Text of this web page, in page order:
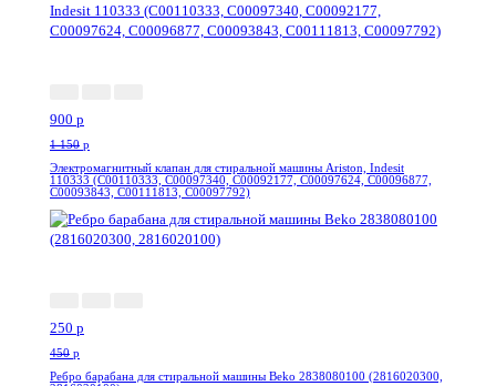
900 p
1 150 p
Электромагнитный клапан для стиральной машины Ariston, Indesit
110333 (C00110333, C00097340, C00092177, C00097624, C00096877,
C00093843, C00111813, C00097792)
250 p
450 p
Ребро барабана для стиральной машины Beko 2838080100 (2816020300,